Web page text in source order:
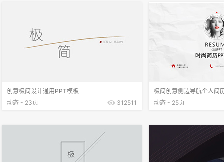
创意极简设计通用PPT模板
动态 - 23页
312511
极简创意侧边导航个人简
动态 - 25页